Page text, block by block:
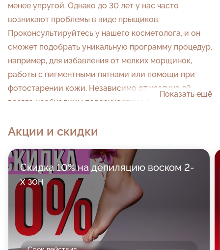
менее упругой. Однако до 30 лет у нас часто
возникают проблемы в виде прыщиков.
Проконсультируйтесь у нашего косметолога, и он
сможет подобрать уникальную программу процедур,
например, для избавления от мелких морщинок,
работы с пигментными пятнами или помощи при
фотостарении кожи. Независимо от хозяина ей
всегда необходимы поверхностные пилинги, чтобы
глубокое увлажнение и питание.
Показать ещё
Акции и скидки
Скидка 10% на депиляцию воском 2-
х зон